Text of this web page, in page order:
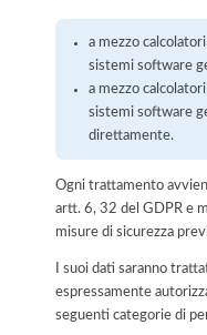
a mezzo
sistemi software
a mezzo
sistemi software
direttamente.
Ogni trattamento
artt. 6, 32 del GDPR e
misure di sicurezza
I suoi dati saranno
espressamente
seguenti categorie di